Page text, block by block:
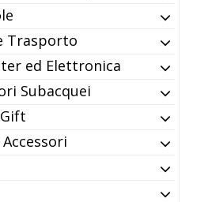
Trasporto
ed Elettronica
Subacquei